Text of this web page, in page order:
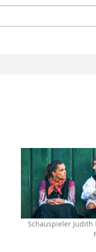
Schauspieler Judith